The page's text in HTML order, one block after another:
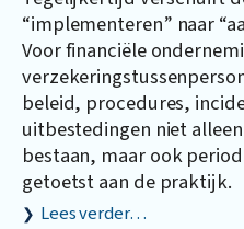
“implementeren” naar
Voor financiële
beleid, procedures,
uitbestedingen niet
bestaan, maar ook
getoetst aan de praktijk.
Lees verder…